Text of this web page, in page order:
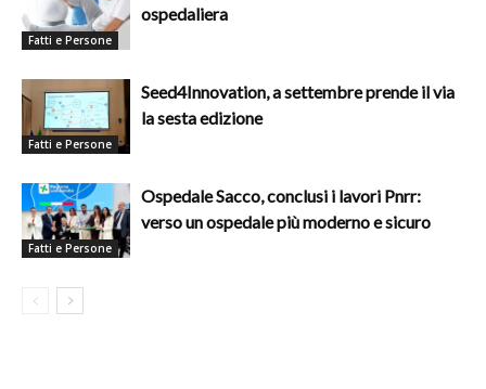
Fatti e Persone
ospedaliera
Fatti e Persone
Seed4Innovation, a settembre prende il via
la sesta edizione
Fatti e Persone
Ospedale Sacco, conclusi i lavori Pnrr:
verso un ospedale più moderno e sicuro